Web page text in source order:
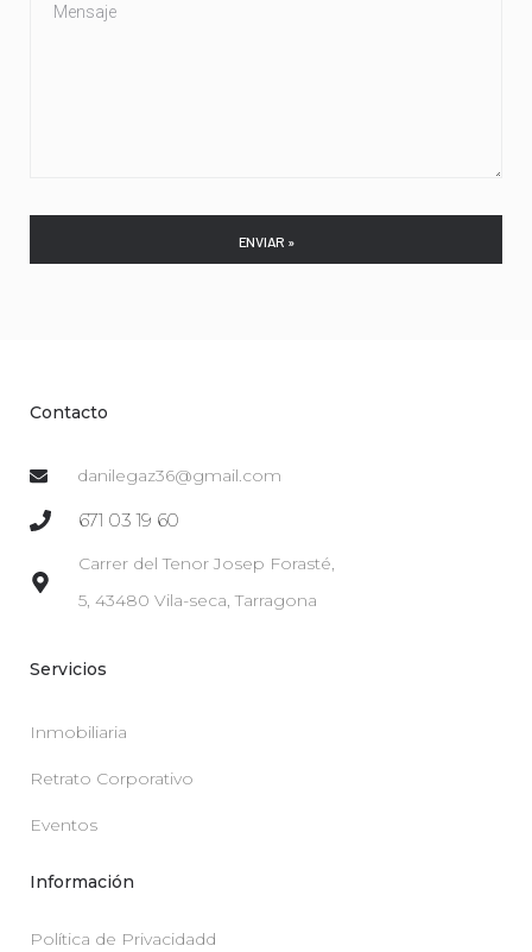
Contacto
danilegaz36@gmail.com
671 03 19 60
Carrer del Tenor Josep Forasté,
5, 43480 Vila-seca, Tarragona
Servicios
Inmobiliaria
Retrato Corporativo
Eventos
Información
Política de Privacidadd